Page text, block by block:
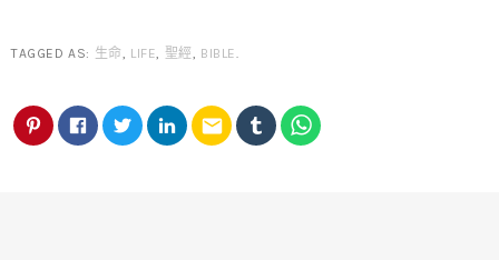
TAGGED AS: 生命, LIFE, 聖經, BIBLE.
email